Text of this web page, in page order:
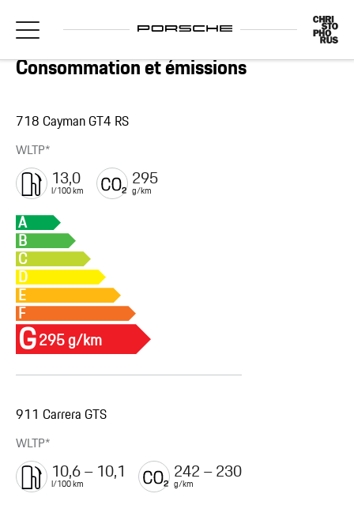
Consommation et émissions
718 Cayman GT4 RS
WLTP*
13,0
l/100 km
295
g/km
A
B
C
D
E
F
G295 g/km
911 Carrera GTS
WLTP*
10,6 – 10,1
l/100 km
242 – 230
g/km